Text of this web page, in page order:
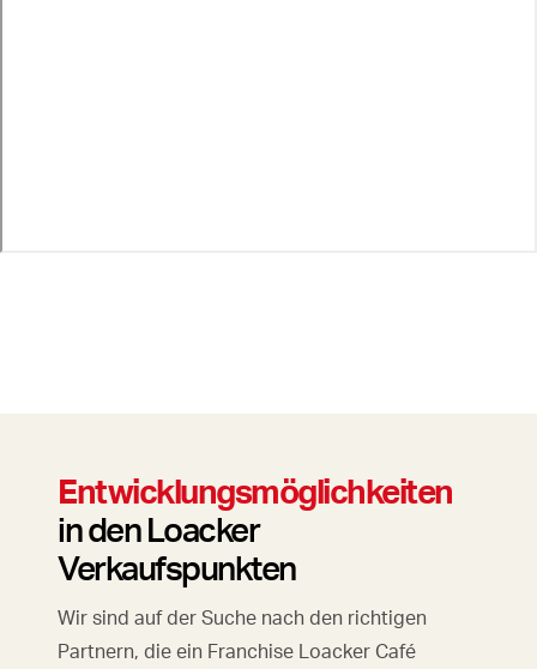
Entwicklungsmöglichkeiten
in den Loacker
Verkaufspunkten
Wir sind auf der Suche nach den richtigen
Partnern, die ein Franchise Loacker Café